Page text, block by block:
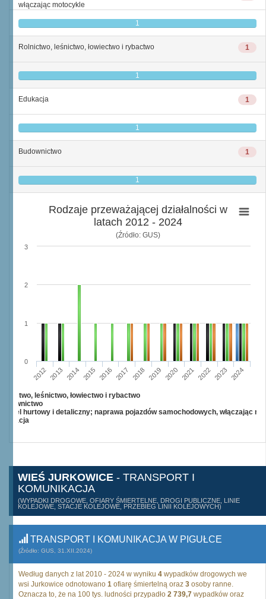
włączając motocykle
1
1
Rolnictwo, leśnictwo, łowiectwo i rybactwo
1
1
Edukacja
1
1
Budownictwo
1
Rodzaje przeważającej działalności w
latach 2012 - 2024
(Źródło: GUS)
2012 2013 2014 2015 2016 2017 2018 2019 2020 2021 2022 2023 2024
0
1
2
3
leśnictwo, łowiectwo i rybactwo
hurtowy i detaliczny; naprawa pojazdów samochodowych, włączając
WIEŚ JURKOWICE - TRANSPORT I
KOMUNIKACJA
(WYPADKI DROGOWE, OFIARY ŚMIERTELNE, DROGI PUBLICZNE, LINIE
KOLEJOWE, STACJE KOLEJOWE, PRZEBIEG LINII KOLEJOWYCH)
TRANSPORT I KOMUNIKACJA W PIGUŁCE
(Źródło: GUS, 31.XII.2024)
Według danych z lat 2010 - 2024 w wyniku 4 wypadków drogowych we
wsi Jurkowice odnotowano 1 ofiarę śmiertelną oraz 3 osoby ranne.
Oznacza to, że na 100 tys. ludności przypadło 2 739,7 wypadków oraz